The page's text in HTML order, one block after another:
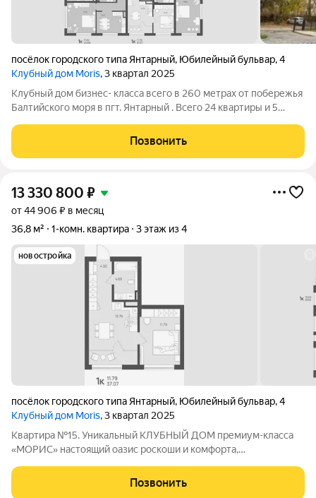
посёлок городского типа Янтарный, Юбилейный бульвар,4
Клубный дом Moris, 3 квартал 2025
Клубный дом бизнес- класса всего в 260 метрах от побережья
Балтийского моря в пгт. Янтарный . Всего 24 квартиры и 5
Высота потолков 3.3 метра. Янтарный - маленький, но
невероятно живописный
Позвонить
13 330 800 ₽
от 44 906 ₽ в месяц
36,8 м²
1-комн. квартира 3 этаж из 4
новостройка
посёлок городского типа Янтарный, Юбилейный бульвар,4
Клубный дом Moris, 3 квартал 2025
Квартира №15. Уникальный КЛУБНЫЙ ДОМ премиум-класса
«МОРИС» настоящий оазис роскоши и комфорта,
пляжами, на берегу Балтийского моря, аналогов которому нет.
Это место, где сливаются воедино
Позвонить